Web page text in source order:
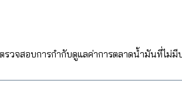
จสอบการกำกับดูแลค่าการตลาดน้ำมันที่ไม่มี